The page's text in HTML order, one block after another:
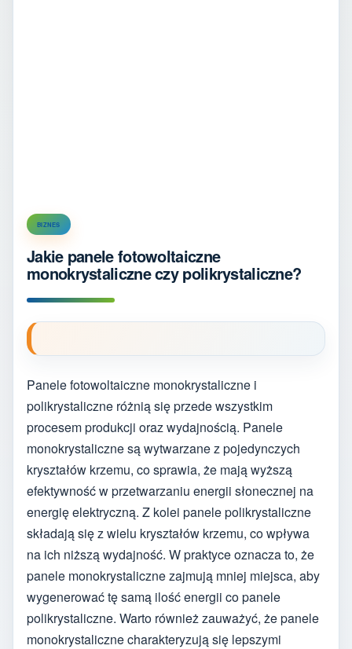
BIZNES
Jakie panele fotowoltaiczne
monokrystaliczne czy polikrystaliczne?
Panele fotowoltaiczne monokrystaliczne i
polikrystaliczne różnią się przede wszystkim
procesem produkcji oraz wydajnością. Panele
monokrystaliczne są wytwarzane z pojedynczych
kryształów krzemu, co sprawia, że mają wyższą
efektywność w przetwarzaniu energii słonecznej na
energię elektryczną. Z kolei panele polikrystaliczne
składają się z wielu kryształów krzemu, co wpływa
na ich niższą wydajność. W praktyce oznacza to, że
panele monokrystaliczne zajmują mniej miejsca, aby
wygenerować tę samą ilość energii co panele
polikrystaliczne. Warto również zauważyć, że panele
monokrystaliczne charakteryzują się lepszymi